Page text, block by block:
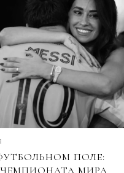
ПОЛЕ:
МИРА